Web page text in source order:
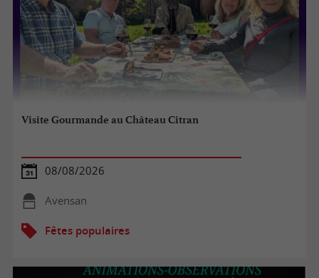
Visite Gourmande au Château Citran
08/08/2026
Avensan
Fêtes populaires